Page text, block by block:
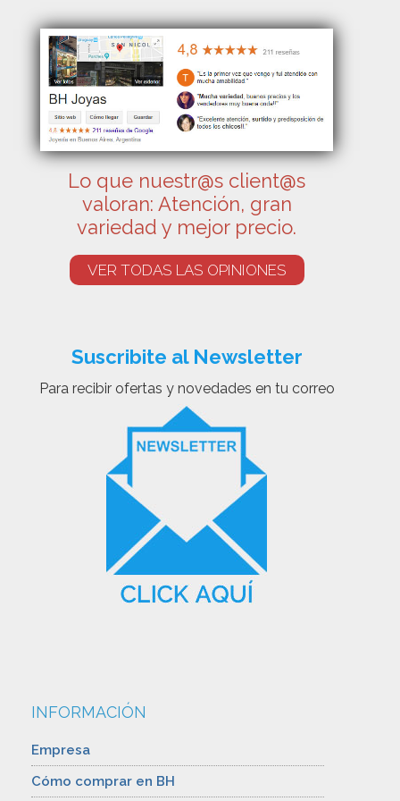
Lo que nuestr@s client@s
valoran: Atención, gran
variedad y mejor precio.
VER TODAS LAS OPINIONES
Suscribite al Newsletter
Para recibir ofertas y novedades en tu correo
INFORMACIÓN
Empresa
Cómo comprar en BH